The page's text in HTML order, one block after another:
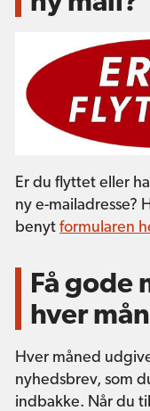
Er du flyttet eller
ny e-mailadresse?
benytformularen
Få gode
hver
Hver måned
nyhedsbrev, som
indbakke. Når du